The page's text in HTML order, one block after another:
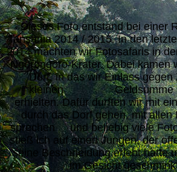
Dieses Foto entstand bei einer
Tansania 2014 / 2015. In den
2014 machten wir Fotosafaris in
Ngorongoro-Krater. Dabei kamen
Dorf, in das wir Einlass gegen
kleinen Geldsumme (in
erhielten. Dafür durften wir mit
durch das Dorf gehen, mit allen
sprechen und beliebig viele
stieß ich auf einen Jungen, der
seine Beschneidung erlebt hatte
im Gesicht